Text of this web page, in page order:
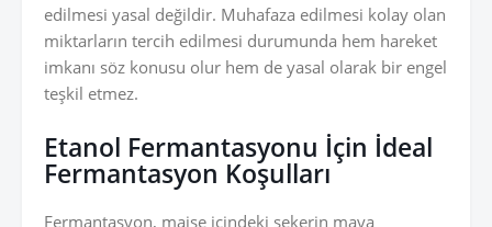
edilmesi yasal değildir. Muhafaza edilmesi kolay olan
miktarların tercih edilmesi durumunda hem hareket
imkanı söz konusu olur hem de yasal olarak bir engel
teşkil etmez.
Etanol Fermantasyonu İçin İdeal
Fermantasyon Koşulları
Fermantasyon, maişe içindeki şekerin maya